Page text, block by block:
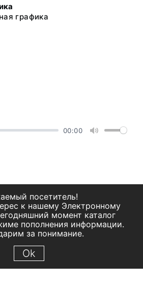
графика
00:00
посетитель!
к нашему Электронному
момент каталог
пополнения информации.
за понимание.
Ok